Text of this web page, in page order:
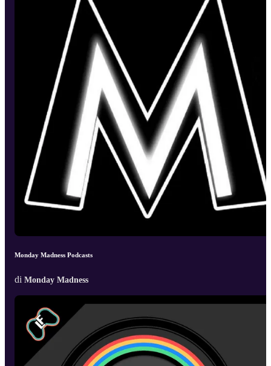
Monday Madness Podcasts
di Monday Madness